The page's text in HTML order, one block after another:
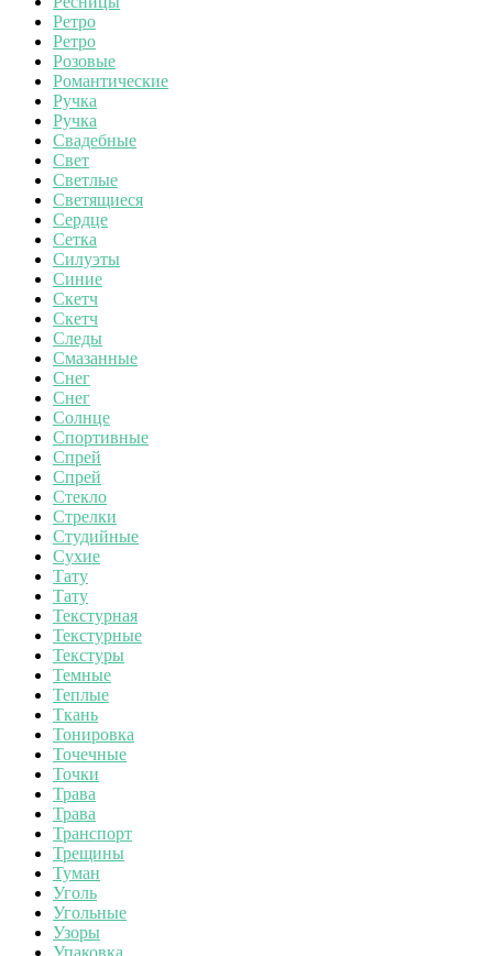
Ретро
Ретро
Розовые
Романтические
Ручка
Ручка
Свадебные
Свет
Светлые
Светящиеся
Сердце
Сетка
Силуэты
Синие
Скетч
Скетч
Следы
Смазанные
Снег
Снег
Солнце
Спортивные
Спрей
Спрей
Стекло
Стрелки
Студийные
Сухие
Тату
Тату
Текстурная
Текстурные
Текстуры
Темные
Теплые
Ткань
Тонировка
Точечные
Точки
Трава
Трава
Транспорт
Трещины
Туман
Уголь
Угольные
Узоры
Упаковка